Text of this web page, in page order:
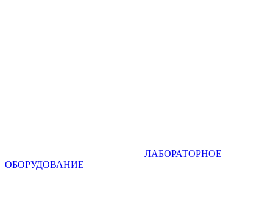
ЛАБОРАТОРНОЕ
ОБОРУДОВАНИЕ